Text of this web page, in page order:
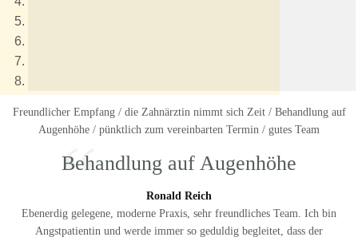
Freundlicher Empfang / die Zahnärztin nimmt sich Zeit / Behandlung auf
Augenhöhe / pünktlich zum vereinbarten Termin / gutes Team
“
Behandlung auf Augenhöhe
Ronald Reich
Ebenerdig gelegene, moderne Praxis, sehr freundliches Team. Ich bin
Angstpatientin und werde immer so geduldig begleitet, dass der